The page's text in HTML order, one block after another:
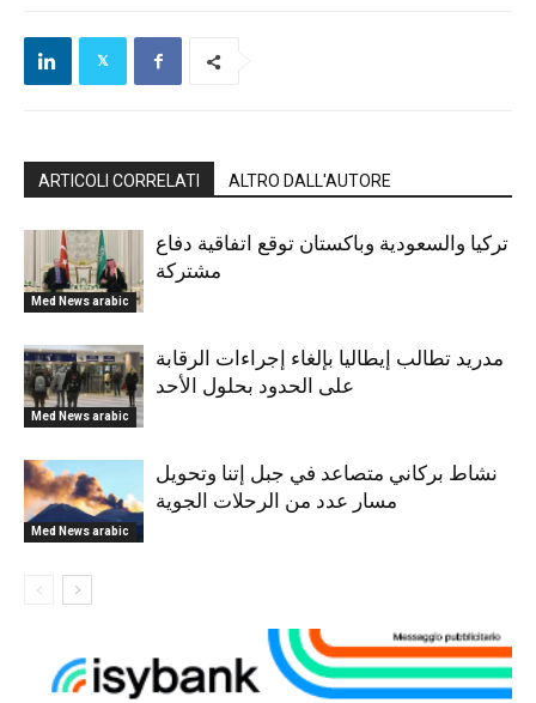
ARTICOLI CORRELATI ALTRO DALL'AUTORE
Med News arabic
تركيا والسعودية وباكستان توقع اتفاقية دفاع
مشتركة
Med News arabic
مدريد تطالب إيطاليا بإلغاء إجراءات الرقابة
على الحدود بحلول الأحد
Med News arabic
نشاط بركاني متصاعد في جبل إتنا وتحويل
مسار عدد من الرحلات الجوية